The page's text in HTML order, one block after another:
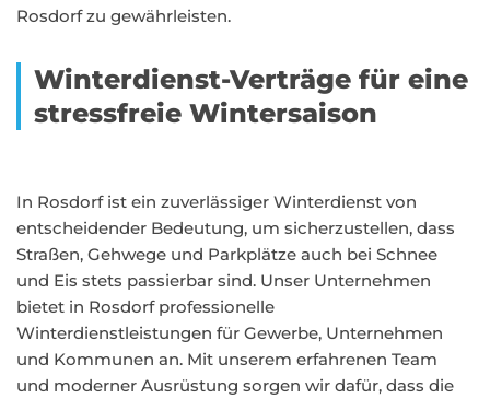
Rosdorf zu gewährleisten.
Winterdienst-Verträge für eine
stressfreie Wintersaison
In Rosdorf ist ein zuverlässiger Winterdienst von
entscheidender Bedeutung, um sicherzustellen, dass
Straßen, Gehwege und Parkplätze auch bei Schnee
und Eis stets passierbar sind. Unser Unternehmen
bietet in Rosdorf professionelle
Winterdienstleistungen für Gewerbe, Unternehmen
und Kommunen an. Mit unserem erfahrenen Team
und moderner Ausrüstung sorgen wir dafür, dass die